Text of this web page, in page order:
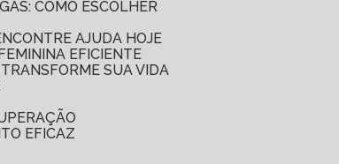
COMO ESCOLHER
AJUDA HOJE
EFICIENTE
SUA VIDA
EFICAZ